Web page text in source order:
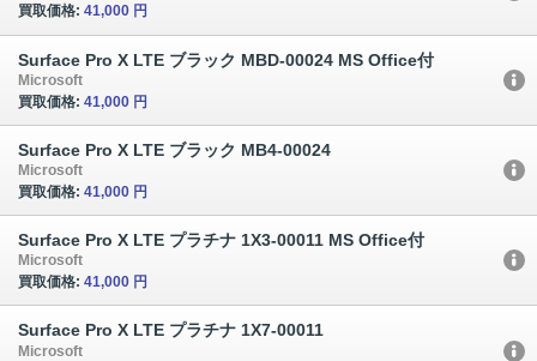
買取価格: 41,000 円
Surface Pro X LTE ブラック MBD-00024 MS Office付
Microsoft
買取価格: 41,000 円
Surface Pro X LTE ブラック MB4-00024
Microsoft
買取価格: 41,000 円
Surface Pro X LTE プラチナ 1X3-00011 MS Office付
Microsoft
買取価格: 41,000 円
Surface Pro X LTE プラチナ 1X7-00011
Microsoft